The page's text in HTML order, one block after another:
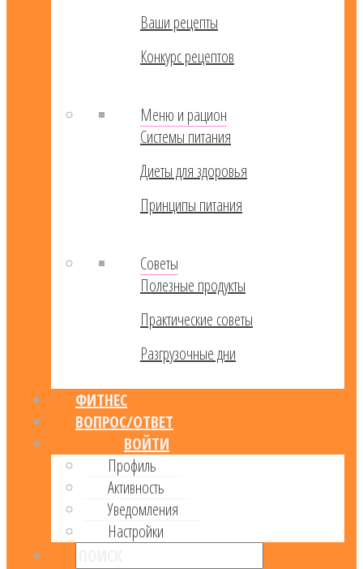
Ваши рецепты
Конкурс рецептов
Меню и рацион
Системы питания
Диеты для здоровья
Принципы питания
Советы
Полезные продукты
Практические советы
Разгрузочные дни
ФИТНЕС
ВОПРОС/ОТВЕТ
ВОЙТИ
Профиль
Активность
Уведомления
Настройки